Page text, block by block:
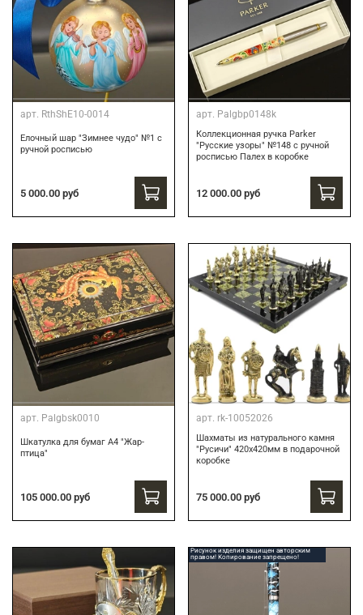
арт. RthShE10-0014
Елочный шар "Зимнее чудо" №1 с
ручной росписью
5 000.00 руб
арт. Palgbp0148k
Коллекционная ручка Parker
"Русские узоры" №148 с ручной
росписью Палех в коробке
12 000.00 руб
арт. Palgbsk0010
Шкатулка для бумаг А4 "Жар-
птица"
105 000.00 руб
арт. rk-10052026
Шахматы из натурального камня
"Русичи" 420х420мм в подарочной
коробке
75 000.00 руб
Рисунок изделия защищен авторским
правом! Копирование запрещено!